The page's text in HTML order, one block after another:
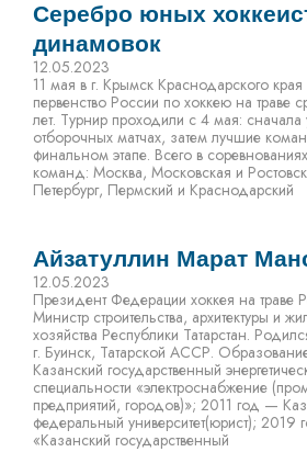
Серебро юных
динамовок
12.05.2023
11 мая в г. Крымск Краснодарского
первенство России по хоккею на траве
лет. Турнир проходили с 4 мая: сначала
отборочных матчах, затем лучшие
финальном этапе. Всего в
команд: Москва, Московская и
Петербург, Пермский и Краснодарский
Айзатуллин Марат
12.05.2023
Президент Федерации хоккея на траве
Министр строительства, архитектуры и
хозяйства Республики Татарстан.
г. Буинск, Татарской АССР.
Казанский государственный
специальности «электроснабжение
предприятий, городов)»; 2011 год —
федеральный университет(юрист);
«Казанский государственный